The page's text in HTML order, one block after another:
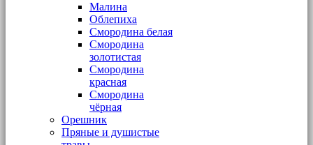
Малина
Облепиха
Смородина белая
Смородина
золотистая
Смородина
красная
Смородина
чёрная
Орешник
Пряные и душистые